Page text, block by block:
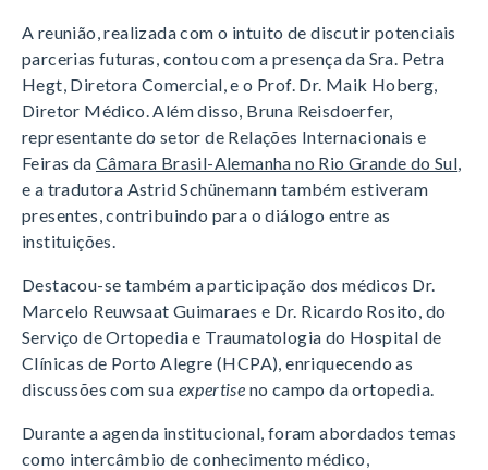
A reunião, realizada com o intuito de discutir potenciais
parcerias futuras, contou com a presença da Sra. Petra
Hegt, Diretora Comercial, e o Prof. Dr. Maik Hoberg,
Diretor Médico. Além disso, Bruna Reisdoerfer,
representante do setor de Relações Internacionais e
Feiras daCâmara Brasil-Alemanha no Rio Grande do Sul
e a tradutora Astrid Schünemann também estiveram
presentes, contribuindo para o diálogo entre as
instituições.
Destacou-se também a participação dos médicos Dr.
Marcelo Reuwsaat Guimaraes e Dr. Ricardo Rosito, do
Serviço de Ortopedia e Traumatologia do Hospital de
Clínicas de Porto Alegre (HCPA), enriquecendo as
discussões com sua expertise no campo da ortopedia.
Durante a agenda institucional, foram abordados temas
como intercâmbio de conhecimento médico,